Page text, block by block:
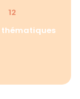
12
thématiques